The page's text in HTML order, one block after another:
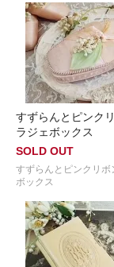
すずらんとピンク
ラジェボックス
SOLD OUT
すずらんとピンクリボ
ボックス